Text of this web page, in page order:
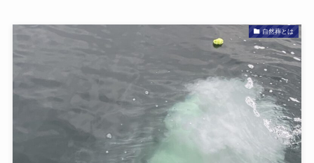
自然葬とは